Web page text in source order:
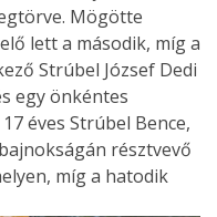
Mögötte
lett a második, míg a
Strúbel József Dedi
egy önkéntes
éves Strúbel Bence,
résztvevő
míg a hatodik